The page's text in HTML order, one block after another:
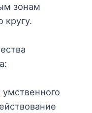
зонам
кругу.